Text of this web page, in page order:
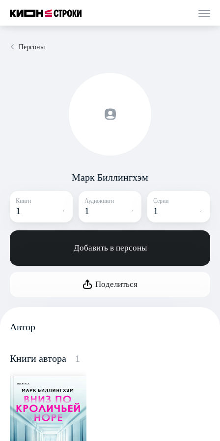
Персоны
Марк Биллингхэм
Книги
1
Аудиокниги
1
Серии
1
Добавить в персоны
Поделиться
Автор
Книги автора 1